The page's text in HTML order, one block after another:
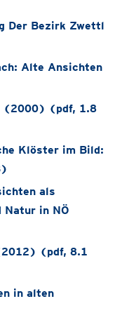
Der Bezirk Zwettl
Alte Ansichten
(2000) (pdf, 1.8
Klöster im Bild:
als
in NÖ
(pdf, 8.1
in alten